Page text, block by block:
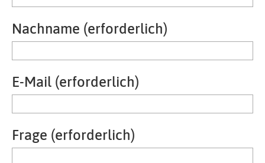
Nachname (erforderlich)
E-Mail (erforderlich)
Frage (erforderlich)